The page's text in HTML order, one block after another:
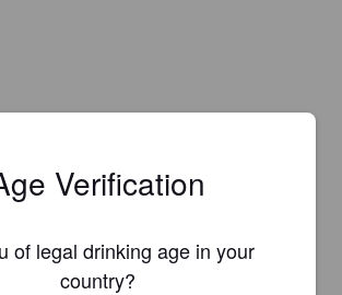
Verification
of legal drinking age in your
country?